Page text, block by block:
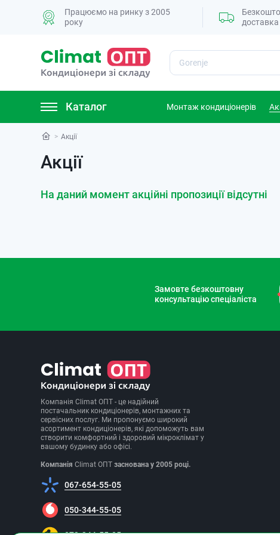
Працюємо на ринку з 2005
року
доставка
Пошук
Монтаж кондиціонерів
Каталог
Акції
Акції
На даний момент акційні пропозиції відсутні
Замовте безкоштовну
консультацію спеціаліста
Компанія Climat ОПТ - це надійний
постачальник кондиціонерів, монтажних та
сервісних послуг. Ми пропонуємо широкий
асортимент кондиціонерів, які допоможуть вам
створити комфортний і здоровий мікроклімат у
вашому будинку або офісі.
Компанія Climat ОПТ заснована у 2005 році.
067-654-55-05
050-344-55-05